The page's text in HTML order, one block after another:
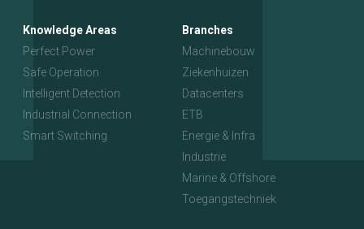
Knowledge Areas
Perfect Power
Safe Operation
Intelligent Detection
Industrial Connection
Smart Switching
Branches
Machinebouw
Ziekenhuizen
Datacenters
ETB
Energie & Infra
Industrie
Marine & Offshore
Toegangstechniek